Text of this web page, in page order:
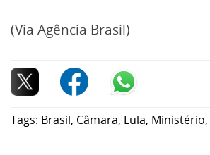
(Via Agência Brasil)
Tags: Brasil, Câmara, Lula, Ministério,